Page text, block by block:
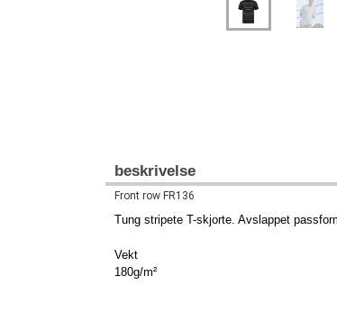
beskrivelse
Front row FR136
Tung stripete T-skjorte. Avslappet
Vekt
180g/m²